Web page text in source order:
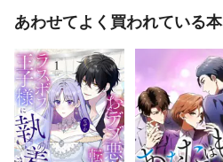
あわせてよく買われている本